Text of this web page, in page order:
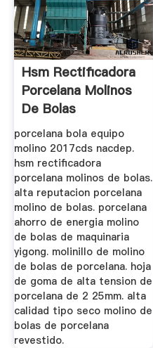
Hsm Rectificadora
Porcelana Molinos
De Bolas
porcelana bola equipo
molino 2017cds nacdep.
hsm rectificadora
porcelana molinos de bolas.
alta reputacion porcelana
molino de bolas. porcelana
ahorro de energia molino
de bolas de maquinaria
yigong. molinillo de molino
de bolas de porcelana. hoja
de goma de alta tension de
porcelana de 2 25mm. alta
calidad tipo seco molino de
bolas de porcelana
revestido.